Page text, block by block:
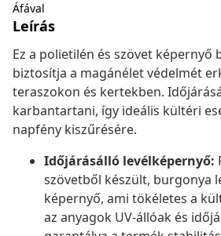
Áfával
Leírás
Ez a polietilén és szövet képernyő
biztosítja a magánélet védelmét
teraszokon és kertekben.
karbantartani, így ideális kültéri
napfény kiszűrésére.
Időjárásálló levélképernyő:
szövetből készült, burgonya
képernyő, ami tökéletes a
az anyagok UV-állóak és